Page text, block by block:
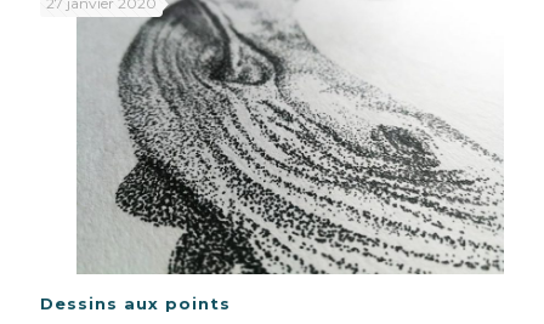
Dessins aux points